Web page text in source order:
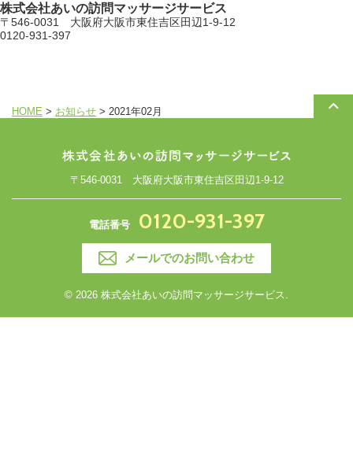
株式会社あいの訪問マッサージサービス
〒546-0031 大阪府大阪市東住吉区田辺1-9-12
0120-931-397
HOME > お知らせ > 2021年02月
〒546-0031 大阪府大阪市東住吉区田辺1-9-12
電話番号 0120-931-397
メールでのお問い合わせ
© 2026 株式会社あいの訪問マッサージサービス.